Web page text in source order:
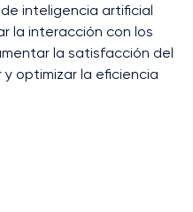
inteligencia artificial
la interacción con los
la satisfacción del
y optimizar la eficiencia